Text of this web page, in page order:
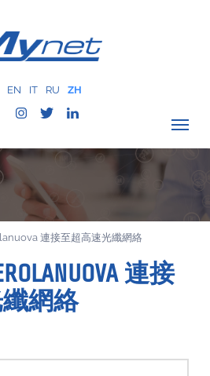
EN IT RU ZH
連接至超高速光纖網絡
連接
網絡